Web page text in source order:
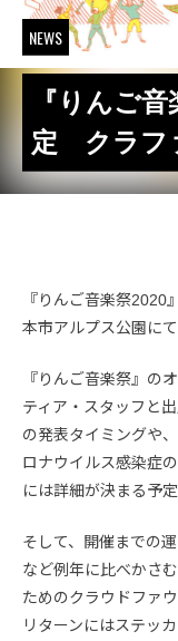
NEWS
『りんご
定 クラフ
『りんご音楽祭
本市アルプス公園に
『りんご音楽祭』の
ティア・スタッフと
の発表タイミングや
ロナウイルス感染症
には詳細が決まる予定
そして、開催までの
など例年に比べかさ
ためのクラウドファ
リターンにはステッ